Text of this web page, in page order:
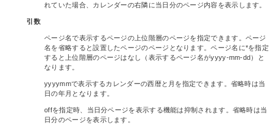
れていた場合、カレンダーの右隣に当日分のページ内容を表示します。
引数
ページ名で表示するページの上位階層のページを指定できます。ページ
名を省略すると設置したページのページとなります。ページ名に*を指定
すると上位階層のページはなし（表示するページ名がyyyy-mm-dd）と
なります。
yyyymmで表示するカレンダーの西暦と月を指定できます。省略時は当
日の年月となります。
offを指定時、当日分ページを表示する機能は抑制されます。省略時は当
日分のページを表示します。